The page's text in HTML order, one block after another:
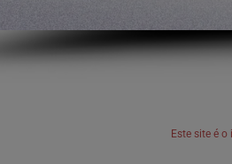
Este site é